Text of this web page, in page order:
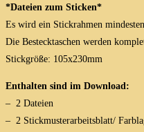
*Dateien zum Sticken*
Es wird ein Stickrahmen
Die Bestecktaschen werden
Stickgröße: 105x230mm
Enthalten sind im Download:
– 2 Dateien
– 2 Stickmusterarbeitsblatt/